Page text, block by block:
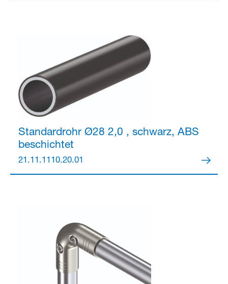
Standardrohr Ø28 2,0 , schwarz, ABS
beschichtet
21.11.1110.20.01